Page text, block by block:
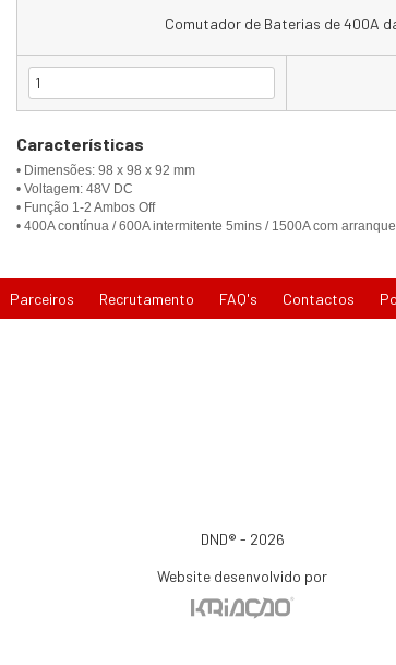
Comutador de Baterias de 400A
Características
• Dimensões: 98 x 98 x 92 mm
• Voltagem: 48V DC
• Função 1-2 Ambos Off
• 400A contínua / 600A intermitente 5mins / 1500A com
Parceiros Recrutamento FAQ's Contactos
DND® - 2026
Website desenvolvido por